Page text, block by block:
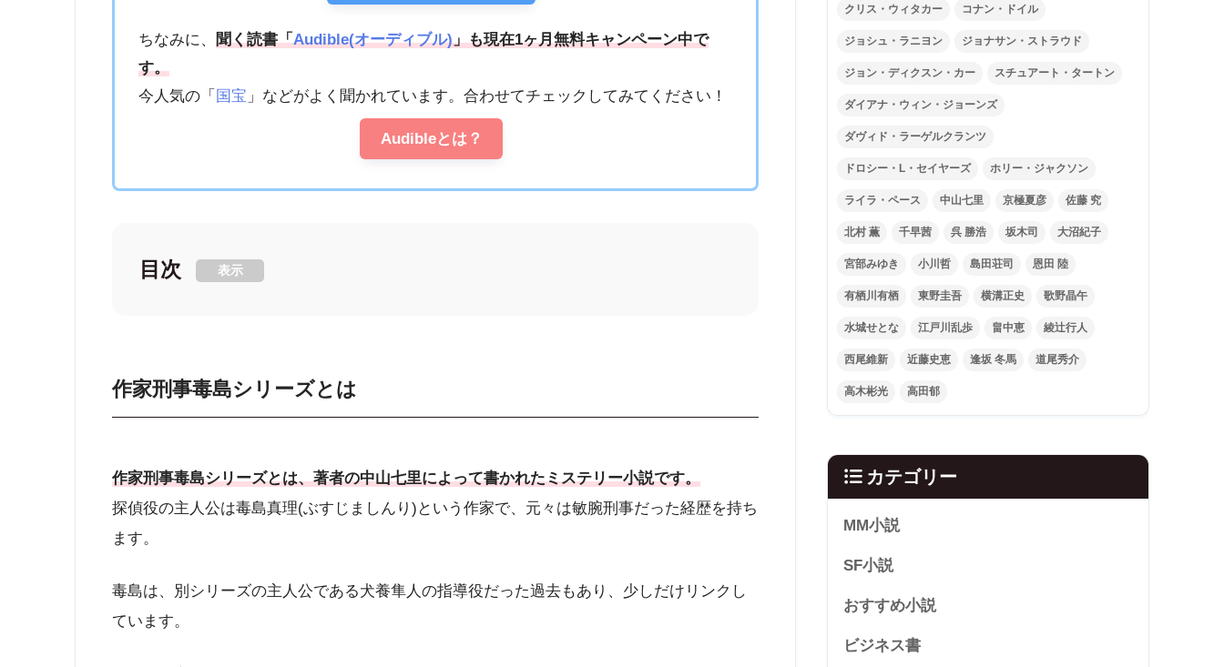
ちなみに、 聞く読書「Audible(オーディブル)」も現在1ヶ月無料キャンペーン中で
す。
今人気の「 国宝 」などがよく聞かれています。合わせてチェックしてみてください！
Audibleとは？
目次 表示
作家刑事毒島シリーズとは
作家刑事毒島シリーズとは、著者の中山七里によって書かれたミステリー小説です。
探偵役の主人公は毒島真理(ぶすじましんり)という作家で、元々は敏腕刑事だった経歴を持ち
ます。
毒島は、別シリーズの主人公である犬養隼人の指導役だった過去もあり、少しだけリンクし
ています。
クリス・ウィタカー コナン・ドイル
ジョシュ・ラニヨン ジョナサン・ストラウド
ジョン・ディクスン・カー スチュアート・タートン
ダイアナ・ウィン・ジョーンズ
ダヴィド・ラーゲルクランツ
ドロシー・L・セイヤーズ ホリー・ジャクソン
ライラ・ペース 中山七里 京極夏彦 佐藤 究
北村 薫 千早茜 呉 勝浩 坂木司 大沼紀子
宮部みゆき 小川哲 島田荘司 恩田 陸
有栖川有栖 東野圭吾 横溝正史 歌野晶午
水城せとな 江戸川乱歩 畠中恵 綾辻行人
西尾維新 近藤史恵 逢坂 冬馬 道尾秀介
高木彬光 高田郁
カテゴリー
MM小説
SF小説
おすすめ小説
ビジネス書